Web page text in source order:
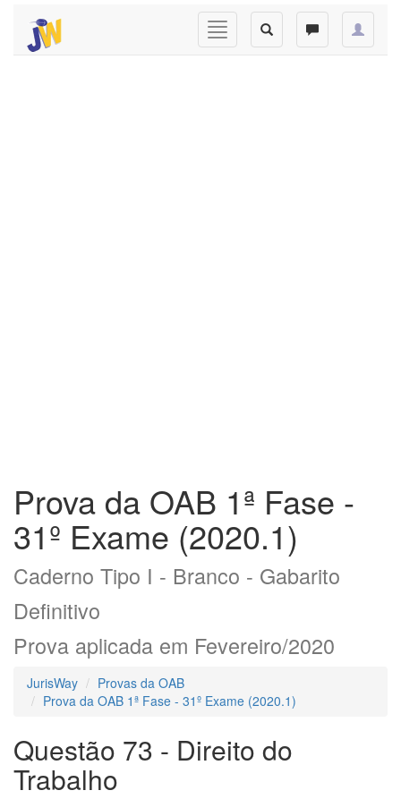
Prova da OAB 1ª Fase -
31º Exame (2020.1)
Caderno Tipo I - Branco - Gabarito
Definitivo
Prova aplicada em Fevereiro/2020
JurisWay
Provas da OAB
Prova da OAB 1ª Fase - 31º Exame (2020.1)
Questão 73 - Direito do
Trabalho